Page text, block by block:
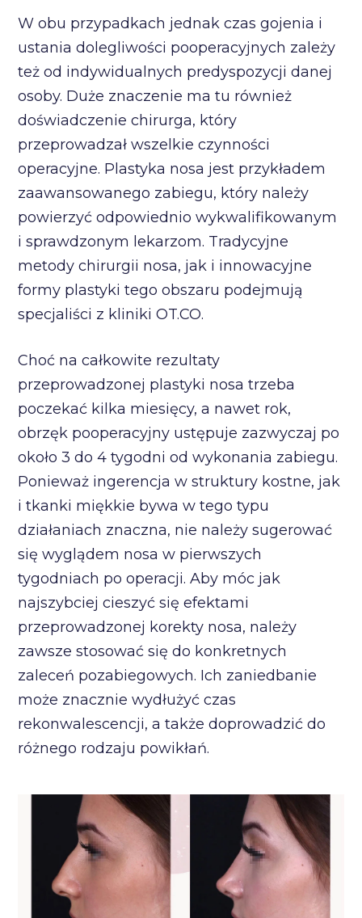
W obu przypadkach jednak czas gojenia i
ustania dolegliwości pooperacyjnych zależy
też od indywidualnych predyspozycji danej
osoby. Duże znaczenie ma tu również
doświadczenie chirurga, który
przeprowadzał wszelkie czynności
operacyjne. Plastyka nosa jest przykładem
zaawansowanego zabiegu, który należy
powierzyć odpowiednio wykwalifikowanym
i sprawdzonym lekarzom. Tradycyjne
metody chirurgii nosa, jak i innowacyjne
formy plastyki tego obszaru podejmują
specjaliści z kliniki OT.CO.
Choć na całkowite rezultaty
przeprowadzonej plastyki nosa trzeba
poczekać kilka miesięcy, a nawet rok,
obrzęk pooperacyjny ustępuje zazwyczaj po
około 3 do 4 tygodni od wykonania zabiegu.
Ponieważ ingerencja w struktury kostne, jak
i tkanki miękkie bywa w tego typu
działaniach znaczna, nie należy sugerować
się wyglądem nosa w pierwszych
tygodniach po operacji. Aby móc jak
najszybciej cieszyć się efektami
przeprowadzonej korekty nosa, należy
zawsze stosować się do konkretnych
zaleceń pozabiegowych. Ich zaniedbanie
może znacznie wydłużyć czas
rekonwalescencji, a także doprowadzić do
różnego rodzaju powikłań.